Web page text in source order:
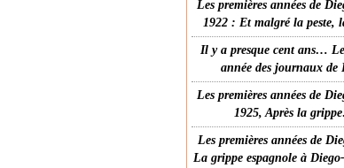
Les premières années de
1922 : Et malgré la peste,
Il y a presque cent ans…
année des journaux de
Les premières années de
1925, Après la
Les premières années de
La grippe espagnole à